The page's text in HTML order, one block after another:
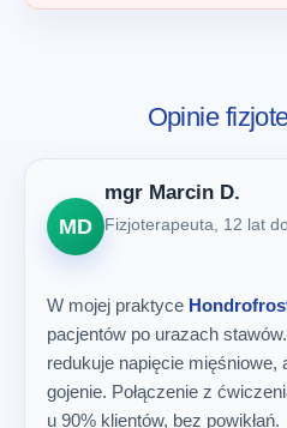
Opinie
MD
mgr Marcin D.
Fizjoterapeuta, 12 lat
W mojej praktyce
pacjentów po urazach
redukuje napięcie mięśniowe,
gojenie. Połączenie z
u 90% klientów, bez powikłań.